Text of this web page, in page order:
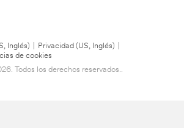
Inglés) Privacidad (US, Inglés)
de cookies
Todos los derechos reservados..